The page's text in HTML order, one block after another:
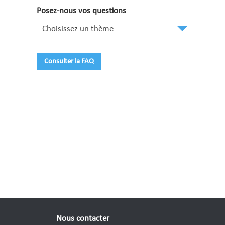
Posez-nous vos questions
Choisissez un thème
Consulter la FAQ
Nous contacter